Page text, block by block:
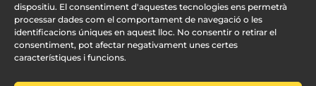
dispositiu. El consentiment d'aquestes tecnologies ens permetrà
processar dades com el comportament de navegació o les
identificacions úniques en aquest lloc. No consentir o retirar el
consentiment, pot afectar negativament unes certes
característiques i funcions.